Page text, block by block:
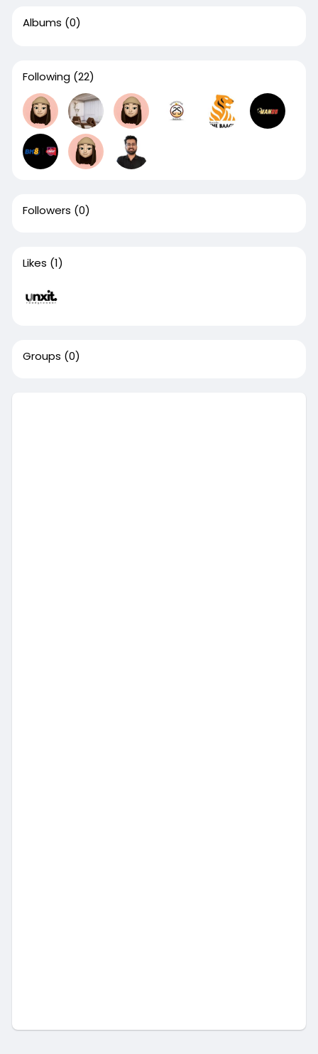
Albums (0)
Following (22)
Followers (0)
Likes (1)
Groups (0)